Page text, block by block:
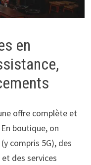
en
offre complète et
boutique, on
compris 5G), des
et des services